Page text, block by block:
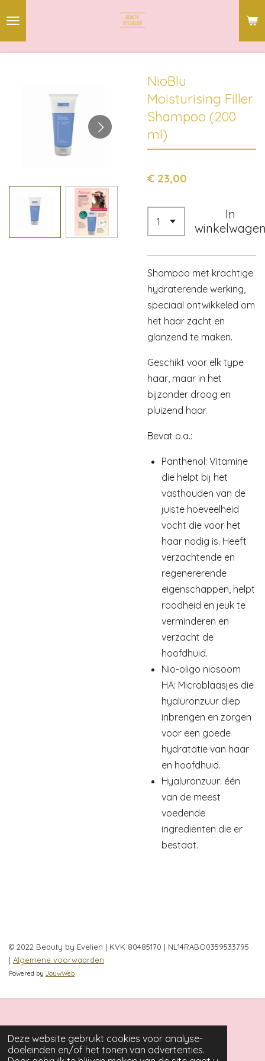
Deze website gebruikt cookies voor analyse-
doeleinden en/of het tonen van advertenties.
NioBlu
Moisturising Filler
Shampoo (200
ml)
€ 23,00
In
Shampoo met krachtige
hydraterende werking,
speciaal ontwikkeled om
het haar zacht en
glanzend te maken.
Geschikt voor elk type
haar, maar in het
bijzonder droog en
pluizend haar.
Bevat o.a.:
Panthenol: Vitamine
die helpt bij het
vasthouden van de
juiste hoeveelheid
vocht die voor het
haar nodig is. Heeft
verzachtende en
regenererende
eigenschappen, helpt
roodheid en jeuk te
verminderen en
verzacht de
hoofdhuid.
Nio-oligo niosoom
HA: Microblaasjes die
hyaluronzuur diep
inbrengen en zorgen
voor een goede
hydratatie van haar
en hoofdhuid.
Hyaluronzuur: één
van de meest
voedende
ingrediënten die er
bestaat.
© 2022 Beauty by Evelien | KVK 80485170 | NL14RABO0359533795
| Algemene voorwaarden
Powered by JouwWeb